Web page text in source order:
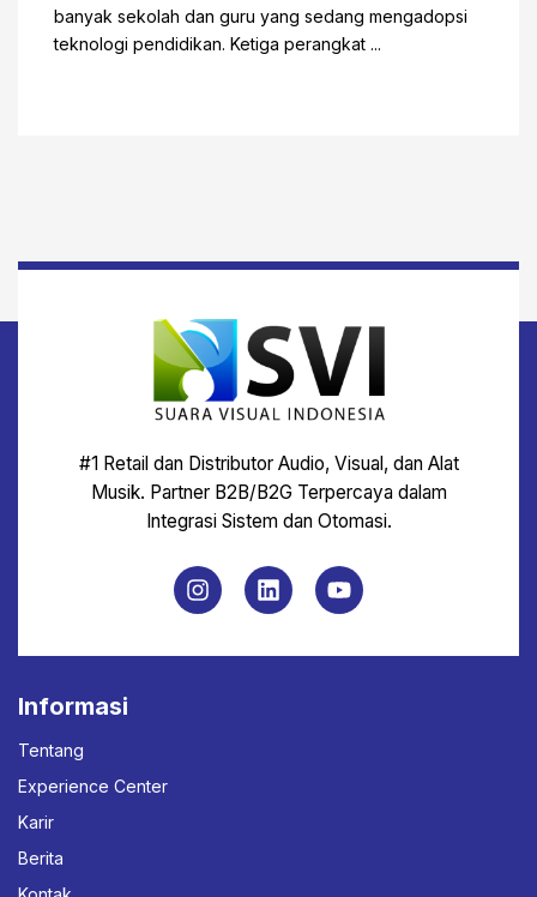
banyak sekolah dan guru yang sedang mengadopsi
teknologi pendidikan. Ketiga perangkat ...
#1 Retail dan Distributor Audio, Visual, dan Alat
Musik. Partner B2B/B2G Terpercaya dalam
Integrasi Sistem dan Otomasi.
Informasi
Tentang
Experience Center
Karir
Berita